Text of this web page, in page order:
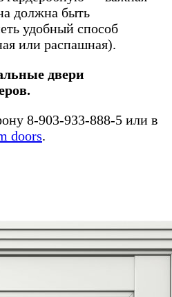
должна быть
удобный способ
или распашная).
двери
8-903-933-888-5 или в
doors.